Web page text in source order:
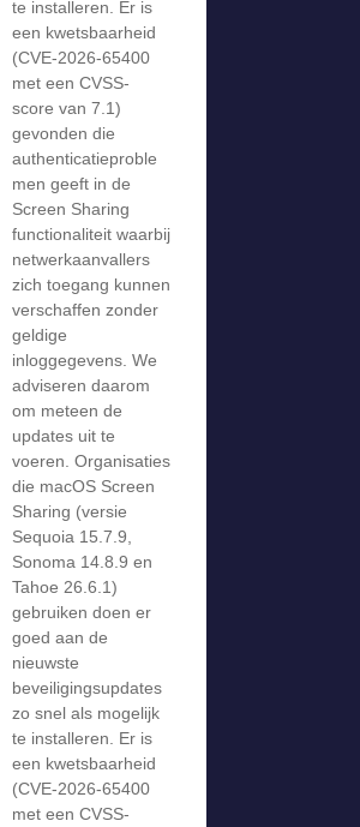
te installeren. Er is
een kwetsbaarheid
(CVE-2026-65400
met een CVSS-
score van 7.1)
gevonden die
authenticatieproble
men geeft in de
Screen Sharing
functionaliteit waarbij
netwerkaanvallers
zich toegang kunnen
verschaffen zonder
geldige
inloggegevens. We
adviseren daarom
om meteen de
updates uit te
voeren. Organisaties
die macOS Screen
Sharing (versie
Sequoia 15.7.9,
Sonoma 14.8.9 en
Tahoe 26.6.1)
gebruiken doen er
goed aan de
nieuwste
beveiligingsupdates
zo snel als mogelijk
te installeren. Er is
een kwetsbaarheid
(CVE-2026-65400
met een CVSS-